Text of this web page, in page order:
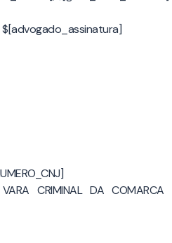
$[advogado_assinatura]
CRIMINAL DA